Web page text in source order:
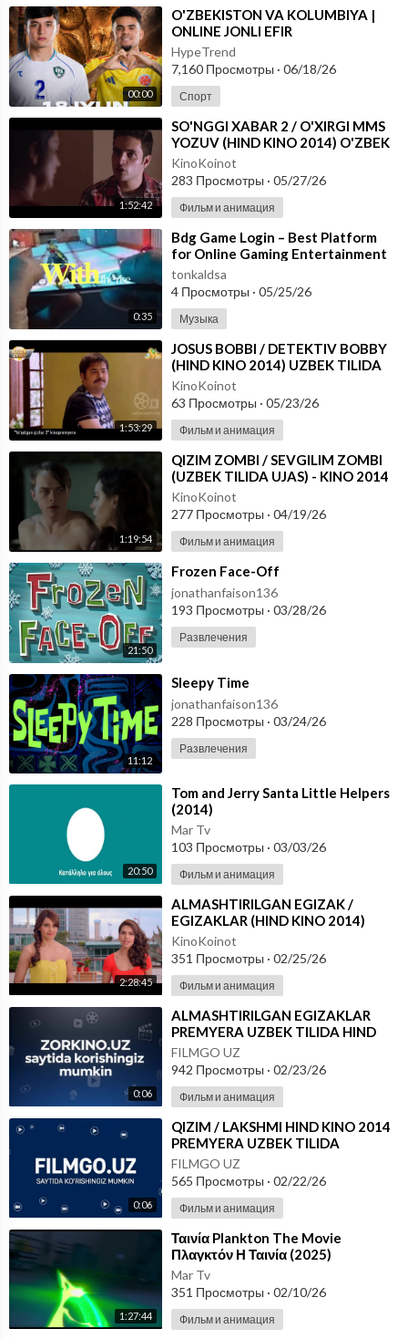
00:00
⁣O'ZBEKISTON VA KOLUMBIYA |
ONLINE JONLI EFIR
HypeTrend
7,160 Просмотры · 06/18/26
Спорт
1:52:42
⁣SO'NGGI XABAR 2 / O'XIRGI MMS
YOZUV (HIND KINO 2014) O'ZBEK
TILIDA
KinoKoinot
283 Просмотры · 05/27/26
Фильм и анимация
0:35
⁣Bdg Game Login – Best Platform
for Online Gaming Entertainment
tonkaldsa
4 Просмотры · 05/25/26
Музыка
1:53:29
⁣JOSUS BOBBI / DETEKTIV BOBBY
(HIND KINO 2014) UZBEK TILIDA
KinoKoinot
63 Просмотры · 05/23/26
Фильм и анимация
1:19:54
⁣QIZIM ZOMBI / SEVGILIM ZOMBI
(UZBEK TILIDA UJAS) - KINO 2014
KinoKoinot
277 Просмотры · 04/19/26
Фильм и анимация
21:50
⁣Frozen Face-Off
jonathanfaison136
193 Просмотры · 03/28/26
Развлечения
11:12
⁣Sleepy Time
jonathanfaison136
228 Просмотры · 03/24/26
Развлечения
20:50
⁣Tom and Jerry Santa Little Helpers
(2014)
Mar Tv
103 Просмотры · 03/03/26
Фильм и анимация
2:28:45
⁣ALMASHTIRILGAN EGIZAK /
EGIZAKLAR (HIND KINO 2014)
O'ZBEK TILIDA
KinoKoinot
351 Просмотры · 02/25/26
Фильм и анимация
0:06
⁣ALMASHTIRILGAN EGIZAKLAR
PREMYERA UZBEK TILIDA HIND
KINOSI 2014
FILMGO UZ
942 Просмотры · 02/23/26
Фильм и анимация
0:06
⁣QIZIM / LAKSHMI HIND KINO 2014
PREMYERA UZBEK TILIDA
FILMGO UZ
565 Просмотры · 02/22/26
Фильм и анимация
1:27:44
⁣Ταινία Plankton The Movie
Πλαγκτόν Η Ταινία (2025)
Mar Tv
351 Просмотры · 02/10/26
Фильм и анимация